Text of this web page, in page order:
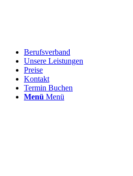
Berufsverband
Unsere Leistungen
Preise
Kontakt
Termin Buchen
Menü Menü